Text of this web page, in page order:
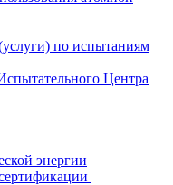
по испытаниям
Центра
энергии